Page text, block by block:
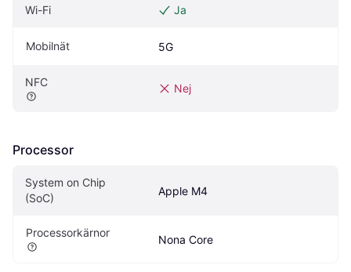
Wi-Fi Ja
Mobilnät 5G
NFC Nej
Processor
System on Chip
(SoC)
Apple M4
Processorkärnor
Nona Core